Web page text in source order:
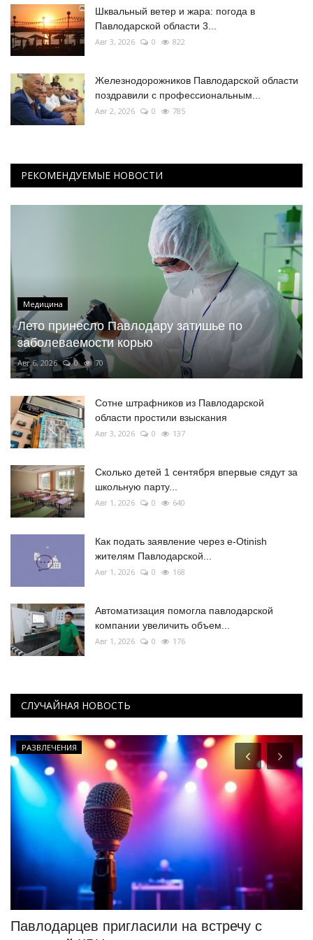
Шквальный ветер и жара: погода в
Павлодарской области 3...
Авг 3, 2026 0 822
Железнодорожников Павлодарской области
поздравили с профессиональным...
Авг 2, 2026 0 785
РЕКОМЕНДУЕМЫЕ НОВОСТИ
Медицина
Лето принесло Павлодару затишье по
заболеваемости корью
Авг 6, 2026 0 70
Сотне штрафников из Павлодарской
области простили взыскания
Авг 3, 2026 0 137
Сколько детей 1 сентября впервые сядут за
школьную парту...
Авг 1, 2026 0 640
Как подать заявление через e-Otinish
жителям Павлодарской...
Авг 1, 2026 0 168
Автоматизация помогла павлодарской
компании увеличить объем...
Авг 1, 2026 0 176
СЛУЧАЙНАЯ НОВОСТЬ
РАЗВЛЕЧЕНИЯ
Павлодарцев пригласили на встречу с